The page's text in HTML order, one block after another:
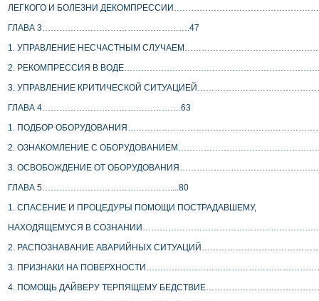
ЛЕГКОГО И БОЛЕЗНИ
ГЛАВА 3…………………………………………….47
1. УПРАВЛЕНИЕ НЕСЧАСТНЫМ
2. РЕКОМПРЕССИЯ В
3. УПРАВЛЕНИЕ КРИТИЧЕСКОЙ
ГЛАВА 4………………………………………….63
1. ПОДБОР
2. ОЗНАКОМЛЕНИЕ С
3. ОСВОБОЖДЕНИЕ ОТ
ГЛАВА 5………………………………………....80
1. СПАСЕНИЕ И ПРОЦЕДУРЫ ПОМОЩИ ПОСТРАДАВШЕМУ,
НАХОДЯЩЕМУСЯ В
2. РАСПОЗНАВАНИЕ АВАРИЙНЫХ
3. ПРИЗНАКИ НА
4. ПОМОЩЬ ДАЙВЕРУ ТЕРПЯЩЕМУ